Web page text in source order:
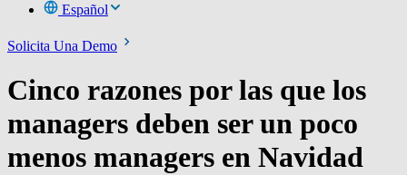
Español
Solicita Una Demo
Cinco razones por las que los
managers deben ser un poco
menos managers en Navidad